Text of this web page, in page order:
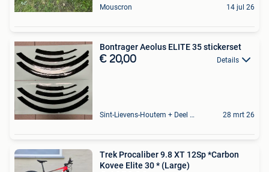
Mouscron 14 jul 26
Bontrager Aeolus ELITE 35 stickerset
€ 20,00 Details
Sint-Lievens-Houtem + Deel Oombergen 28 mrt 26
Trek Procaliber 9.8 XT 12Sp *Carbon
Kovee Elite 30 * (Large)